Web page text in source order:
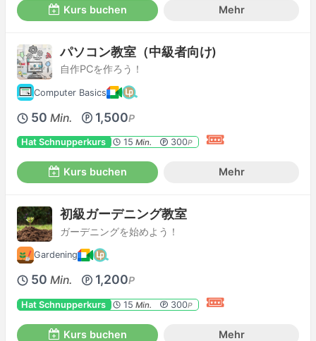
Kurs buchen Mehr
パソコン教室（中級者向け)
自作PCを作ろう！
Computer Basics
50 Min. 1,500P
Hat Schnupperkurs 15 Min. 300P
Kurs buchen Mehr
初級ガーデニング教室
ガーデニングを始めよう！
Gardening
50 Min. 1,200P
Hat Schnupperkurs 15 Min. 300P
Kurs buchen Mehr